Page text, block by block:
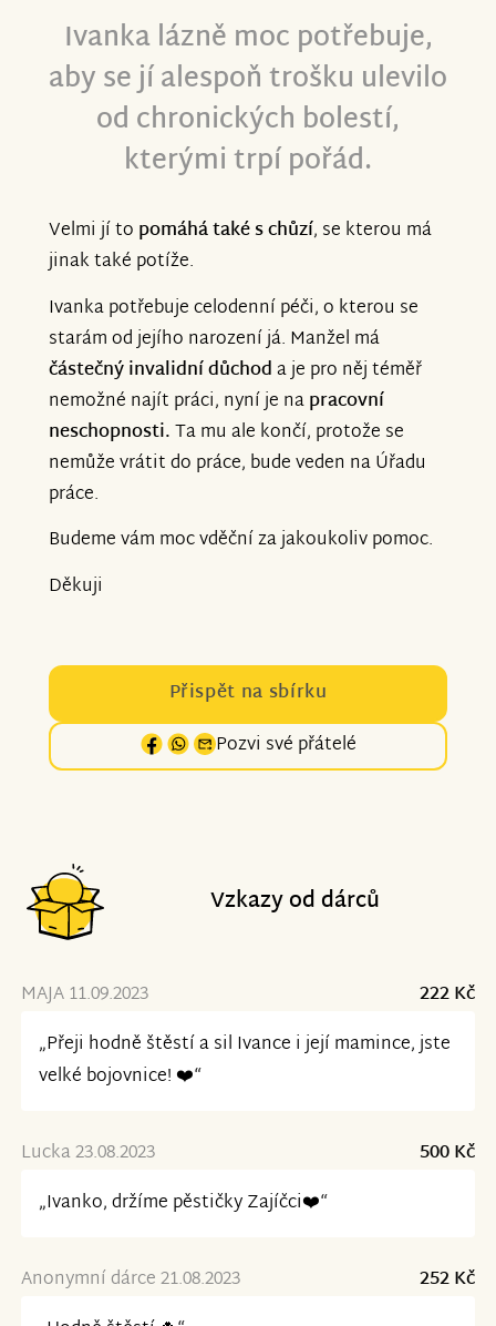
Ivanka lázně moc potřebuje,
aby se jí alespoň trošku ulevilo
od chronických bolestí,
kterými trpí pořád.
Velmi jí to pomáhá také s chůzí, se kterou má
jinak také potíže.
Ivanka potřebuje celodenní péči, o kterou se
starám od jejího narození já. Manžel má
částečný invalidní důchoda je pro něj téměř
nemožné najít práci, nyní je napracovní
neschopnosti.Ta mu ale končí, protože se
nemůže vrátit do práce, bude veden na Úřadu
práce.
Budeme vám moc vděční za jakoukoliv pomoc.
Děkuji
Přispět na sbírku
Pozvi své přátelé
Vzkazy od dárců
MAJA 11.09.2023
222 Kč
„Přeji hodně štěstí a sil Ivance i její mamince, jste
velké bojovnice! ❤️“
Lucka 23.08.2023
500 Kč
„Ivanko, držíme pěstičky Zajíčci❤️“
Anonymní dárce 21.08.2023
252 Kč